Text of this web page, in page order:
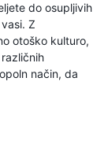
do osupljivih
Z
otoško kulturo,
način, da